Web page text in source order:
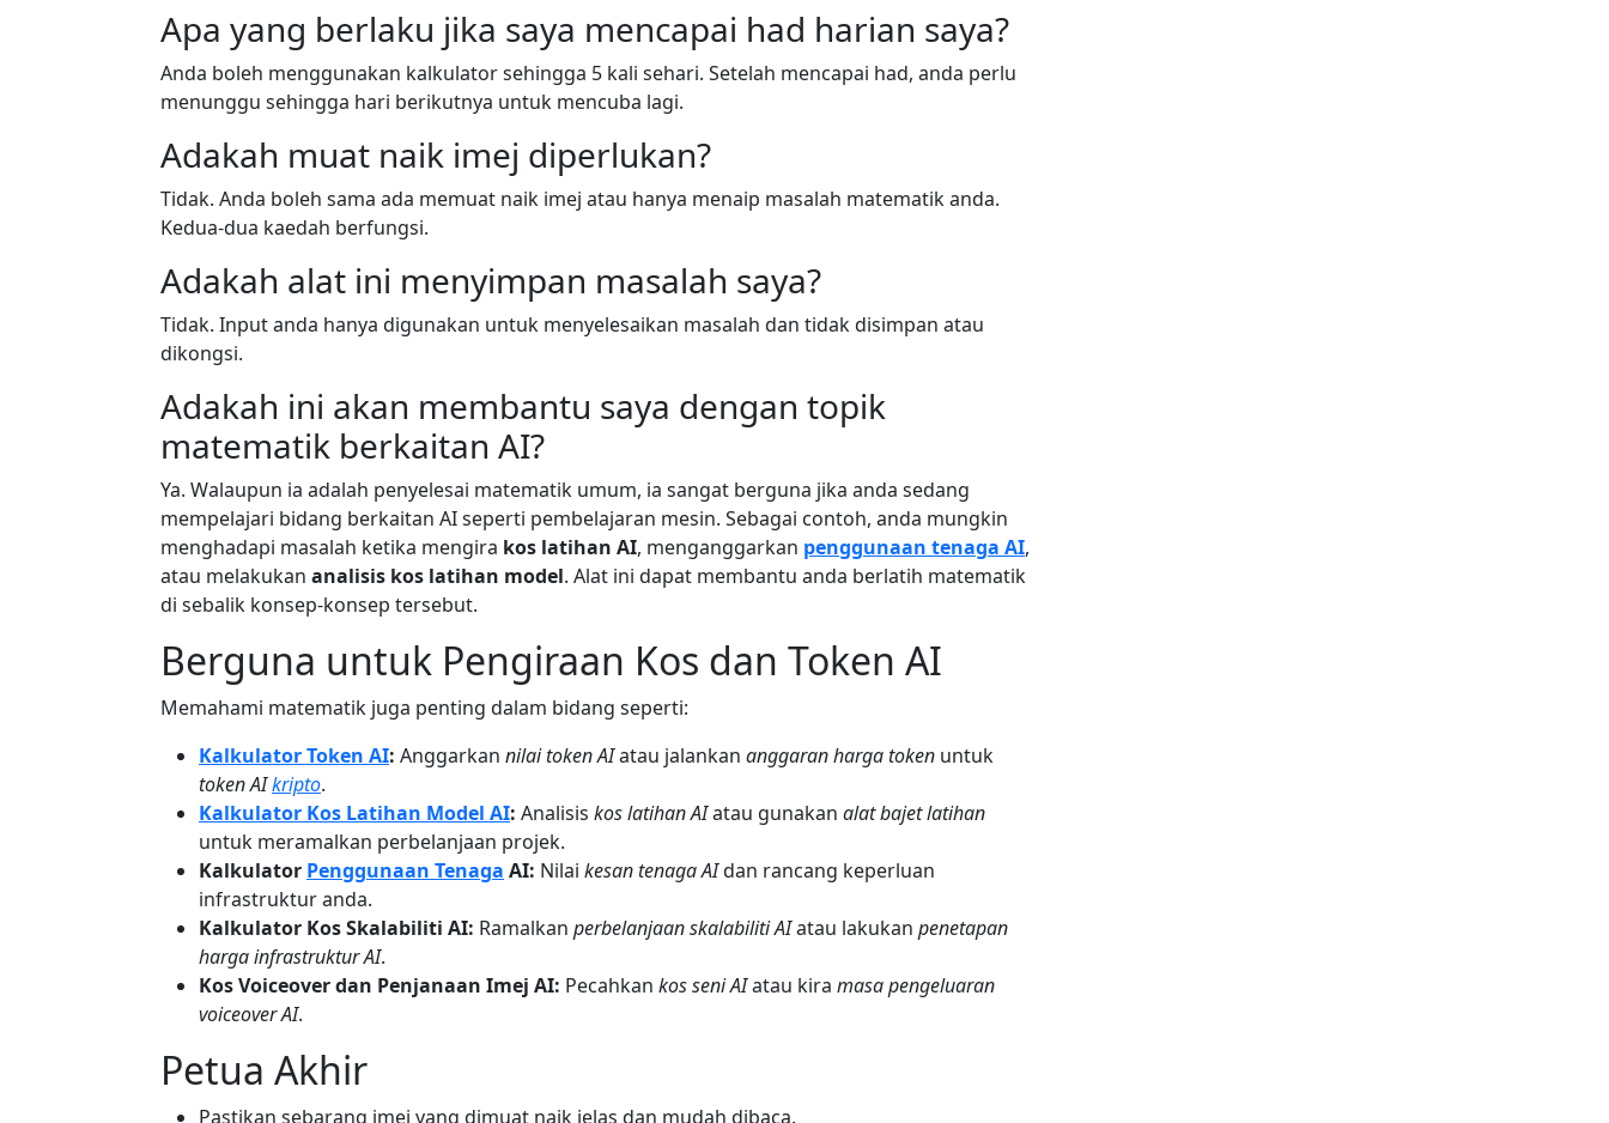
Apa yang berlaku jika saya mencapai had harian saya?
Anda boleh menggunakan kalkulator sehingga 5 kali sehari. Setelah mencapai had, anda perlu
menunggu sehingga hari berikutnya untuk mencuba lagi.
Adakah muat naik imej diperlukan?
Tidak. Anda boleh sama ada memuat naik imej atau hanya menaip masalah matematik anda.
Kedua-dua kaedah berfungsi.
Adakah alat ini menyimpan masalah saya?
Tidak. Input anda hanya digunakan untuk menyelesaikan masalah dan tidak disimpan atau
dikongsi.
Adakah ini akan membantu saya dengan topik
matematik berkaitan AI?
Ya. Walaupun ia adalah penyelesai matematik umum, ia sangat berguna jika anda sedang
mempelajari bidang berkaitan AI seperti pembelajaran mesin. Sebagai contoh, anda mungkin
menghadapi masalah ketika mengira kos latihan AI, menganggarkan penggunaan tenaga AI,
atau melakukan analisis kos latihan model. Alat ini dapat membantu anda berlatih matematik
di sebalik konsep-konsep tersebut.
Berguna untuk Pengiraan Kos dan Token AI
Memahami matematik juga penting dalam bidang seperti:
Kalkulator Token AI: Anggarkan nilai token AIatau jalankan anggaran harga token untuk
token AIkripto.
Kalkulator Kos Latihan Model AI: Analisis kos latihan AIatau gunakan alat bajet latihan
untuk meramalkan perbelanjaan projek.
Kalkulator Penggunaan Tenaga AI: Nilai kesan tenaga AIdan rancang keperluan
infrastruktur anda.
Kalkulator Kos Skalabiliti AI: Ramalkan perbelanjaan skalabiliti AIatau lakukan penetapan
harga infrastruktur AI.
Kos Voiceover dan Penjanaan Imej AI: Pecahkan kos seni AIatau kira masa pengeluaran
voiceover AI.
Petua Akhir
Pastikan sebarang imej yang dimuat naik jelas dan mudah dibaca.